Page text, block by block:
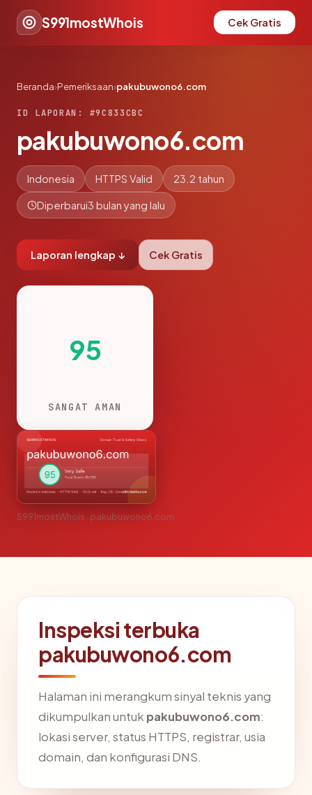
S991mostWhois Cek Gratis
Beranda›Pemeriksaan›pakubuwono6.com
ID LAPORAN: #9C833CBC
pakubuwono6.com
Indonesia HTTPS Valid 23.2 tahun
Diperbarui3 bulan yang lalu
Laporan lengkap ↓ Cek Gratis
95
SANGAT AMAN
S991mostWhois · pakubuwono6.com
Inspeksi terbuka
pakubuwono6.com
Halaman ini merangkum sinyal teknis yang
dikumpulkan untuk pakubuwono6.com:
lokasi server, status HTTPS, registrar, usia
domain, dan konfigurasi DNS.